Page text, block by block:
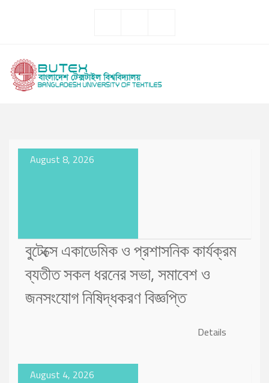
August 8, 2026
বুটেক্সে একাডেমিক ও প্রশাসনিক কার্যক্রম
ব্যতীত সকল ধরনের সভা, সমাবেশ ও
জনসংযোগ নিষিদ্ধকরণ বিজ্ঞপ্তি
Details
August 4, 2026